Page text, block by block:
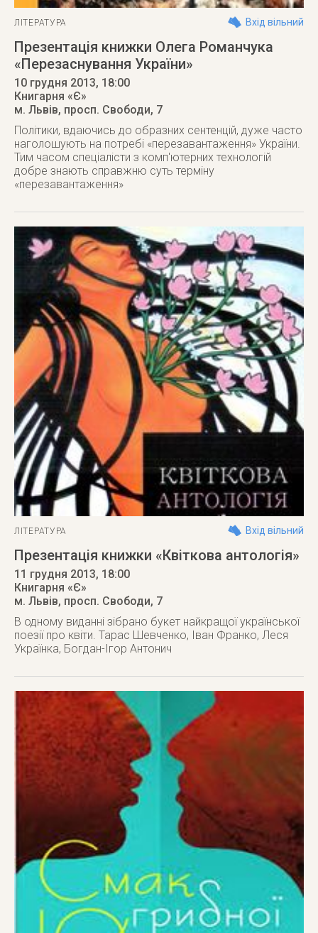
ЛІТЕРАТУРА Вхід вільний
Презентація книжки Олега Романчука
«Перезаснування України»
10 грудня 2013, 18:00
Книгарня «Є»
м. Львів, просп. Свободи, 7
Політики, вдаючись до образних сентенцій, дуже часто
наголошують на потребі «перезавантаження» України.
Тим часом спеціалісти з комп'ютерних технологій
добре знають справжню суть терміну
«перезавантаження»
ЛІТЕРАТУРА Вхід вільний
Презентація книжки «Квіткова антологія»
11 грудня 2013, 18:00
Книгарня «Є»
м. Львів, просп. Свободи, 7
В одному виданні зібрано букет найкращої української
поезії про квіти. Тарас Шевченко, Іван Франко, Леся
Українка, Богдан-Ігор Антонич